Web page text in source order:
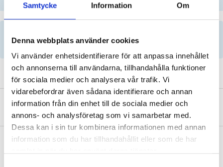
Samtycke Information Om
Denna webbplats använder cookies
Vi använder enhetsidentifierare för att anpassa innehållet
och annonserna till användarna, tillhandahålla funktioner
för sociala medier och analysera vår trafik. Vi
vidarebefordrar även sådana identifierare och annan
information från din enhet till de sociala medier och
annons- och analysföretag som vi samarbetar med.
Dessa kan i sin tur kombinera informationen med annan
information som du har tillhandahållit eller som de har
parts by reg. number and service recommendations.
About the manufacturer